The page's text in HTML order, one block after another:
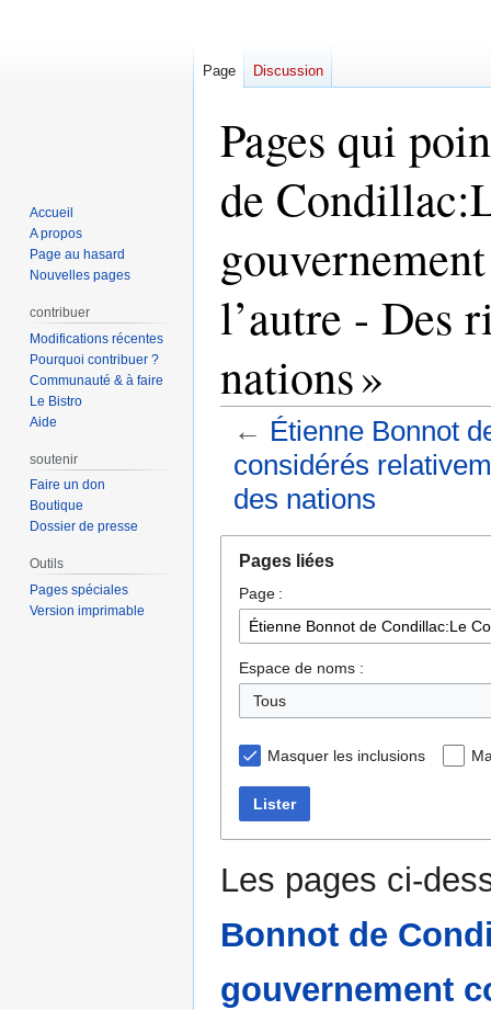
Pages qui
de
l’autre - Des
nations »
← Étienne Bonnot
considérés
des nations
navigation
recherche
Pages liées
Page :
Espace de noms :
Tous
Masquer les inclusions
Lister
Les pages ci-
Bonnot de
gouvernement
Page Discussion
Accueil
A propos
Page au hasard
Nouvelles pages
contribuer
Modifications récentes
Pourquoi contribuer ?
Communauté & à faire
Le Bistro
Aide
soutenir
Faire un don
Boutique
Dossier de presse
Outils
Pages spéciales
Version imprimable